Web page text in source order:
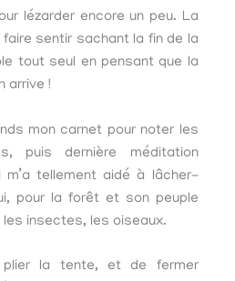
lézarder encore un peu. La
sentir sachant la fin de la
tout seul en pensant que la
arrive !
mon carnet pour noter les
puis dernière méditation
m’a tellement aidé à lâcher-
pour la forêt et son peuple
les insectes, les oiseaux.
la tente, et de fermer